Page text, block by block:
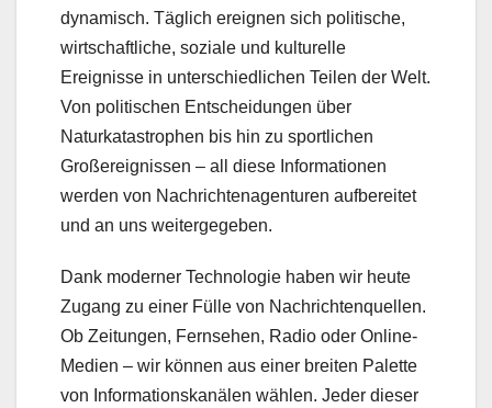
dynamisch. Täglich ereignen sich politische,
wirtschaftliche, soziale und kulturelle
Ereignisse in unterschiedlichen Teilen der Welt.
Von politischen Entscheidungen über
Naturkatastrophen bis hin zu sportlichen
Großereignissen – all diese Informationen
werden von Nachrichtenagenturen aufbereitet
und an uns weitergegeben.
Dank moderner Technologie haben wir heute
Zugang zu einer Fülle von Nachrichtenquellen.
Ob Zeitungen, Fernsehen, Radio oder Online-
Medien – wir können aus einer breiten Palette
von Informationskanälen wählen. Jeder dieser